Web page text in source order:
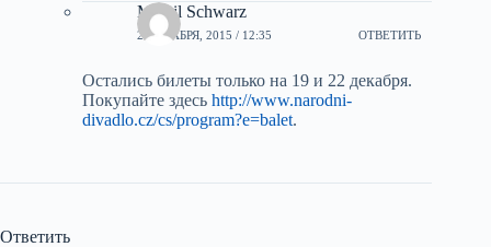
Mihail Schwarz
2 ДЕКАБРЯ, 2015 / 12:35 ОТВЕТИТЬ
Остались билеты только на 19 и 22 декабря.
Покупайте здесь http://www.narodni-
divadlo.cz/cs/program?e=balet.
Ответить